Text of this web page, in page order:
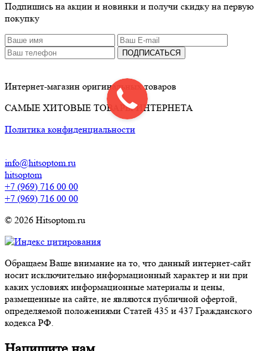
Подпишись на акции и новинки и получи скидку на первую
покупку
ПОДПИСАТЬСЯ
Интернет-магазин оригинальных товаров
САМЫЕ ХИТОВЫЕ ТОВАРЫ ИНТЕРНЕТА
Политика конфиденциальности
info@hitsoptom.ru
hitsoptom
+7 (969) 716 00 00
+7 (969) 716 00 00
© 2026 Hitsoptom.ru
Обращаем Ваше внимание на то, что данный интернет-сайт
носит исключительно информационный характер и ни при
каких условиях информационные материалы и цены,
размещенные на сайте, не являются публичной офертой,
определяемой положениями Статей 435 и 437 Гражданского
кодекса РФ.